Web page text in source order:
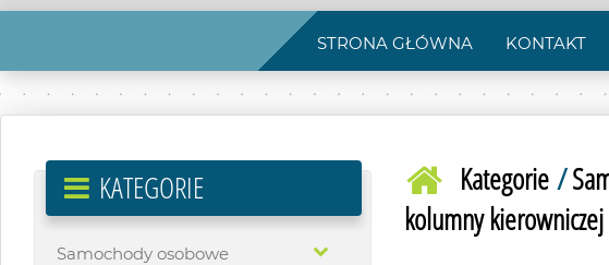
STRONA GŁÓWNA KONTAKT
KATEGORIE
Samochody osobowe
Kategorie/
kolumny kierowniczej